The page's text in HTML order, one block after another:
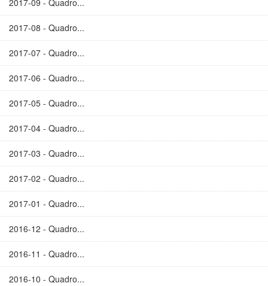
2017-09 - Quadro...
2017-08 - Quadro...
2017-07 - Quadro...
2017-06 - Quadro...
2017-05 - Quadro...
2017-04 - Quadro...
2017-03 - Quadro...
2017-02 - Quadro...
2017-01 - Quadro...
2016-12 - Quadro...
2016-11 - Quadro...
2016-10 - Quadro...